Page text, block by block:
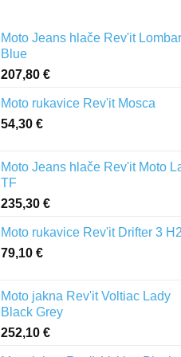
Moto Jeans hlače Rev'it
Blue
207,80 €
Moto rukavice Rev'it Mosca
54,30 €
Moto Jeans hlače Rev'it Moto
TF
235,30 €
Moto rukavice Rev'it Drifter 3
79,10 €
Moto jakna Rev'it Voltiac Lady
Black Grey
252,10 €